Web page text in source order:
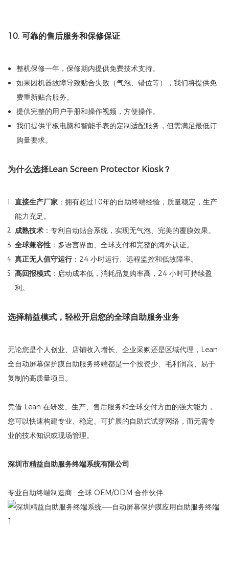
10. 可靠的售后服务和保修保证
整机保修一年，保修期内提供免费技术支持。
如果因机器故障导致贴合失败（气泡、错位等），我们将提供免
费重新贴合服务。
提供完整的用户手册和操作视频，方便操作。
我们提供平板电脑和智能手表的定制适配服务，但需满足最低订
购量要求。
为什么选择Lean Screen Protector Kiosk？
直接生产厂家 ：拥有超过10年的自助终端经验，质量稳定，生产
能力充足。
成熟技术 ：专利自动贴合系统，实现无气泡、完美的覆膜效果。
全球兼容性 ：多语言界面、全球支付和完整的海外认证。
真正无人值守运行：24 小时运行、远程监控和低故障率。
高回报模式 ：启动成本低，消耗品复购率高，24 小时可持续盈
利。
选择精益模式，轻松开启您的全球自助服务业务
无论您是个人创业、店铺收入增长、企业采购还是区域代理，Lean
全自动屏幕保护膜自助服务终端都是一个投资少、毛利润高、易于
复制的高质量项目。
凭借 Lean 在研发、生产、售后服务和全球交付方面的强大能力，
您可以快速构建专业、稳定、可扩展的自助式试穿网络，而无需专
业的技术知识或现场管理。
深圳市精益自助服务终端系统有限公司
专业自助终端制造商 · 全球 OEM/ODM 合作伙伴